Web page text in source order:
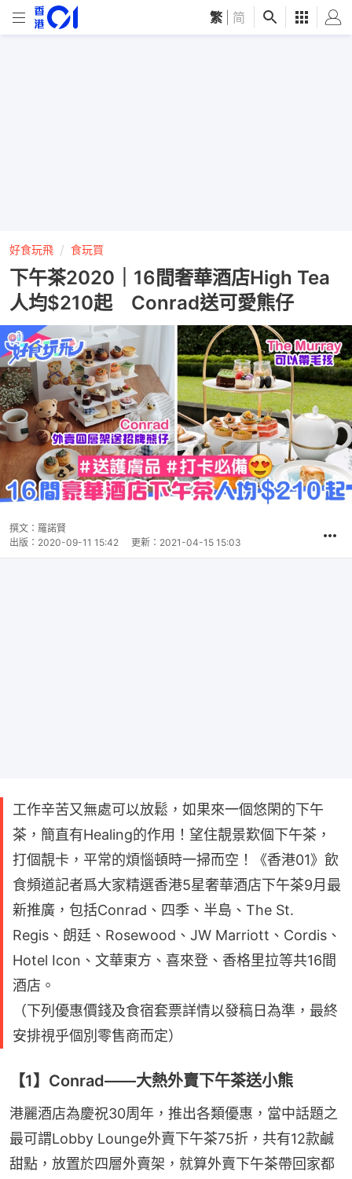
繁 简
好食玩飛 食玩買
下午茶2020｜16間奢華酒店High Tea
人均$210起 Conrad送可愛熊仔
撰文： 羅諾賢
出版： 2020-09-11 15:42 更新： 2021-04-15 15:03
工作辛苦又無處可以放鬆，如果來一個悠閑的下午
茶，簡直有Healing的作用！望住靚景歎個下午茶，
打個靚卡，平常的煩惱頓時一掃而空！《香港01》飲
食頻道記者爲大家精選香港5星奢華酒店下午茶9月最
新推廣，包括Conrad、四季、半島、The St.
Regis、朗廷、Rosewood、JW Marriott、Cordis、
Hotel Icon、文華東方、喜來登、香格里拉等共16間
酒店。
（下列優惠價錢及食宿套票詳情以發稿日為準，最終
安排視乎個別零售商而定）
【1】Conrad——大熱外賣下午茶送小熊
港麗酒店為慶祝30周年，推出各類優惠，當中話題之
最可謂Lobby Lounge外賣下午茶75折，共有12款鹹
甜點，放置於四層外賣架，就算外賣下午茶帶回家都